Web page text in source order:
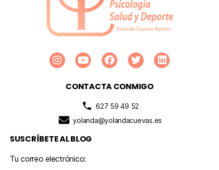
CONTACTA CONMIGO
627 59 49 52
yolanda@yolandacuevas.es
SUSCRÍBETE AL BLOG
Tu correo electrónico: